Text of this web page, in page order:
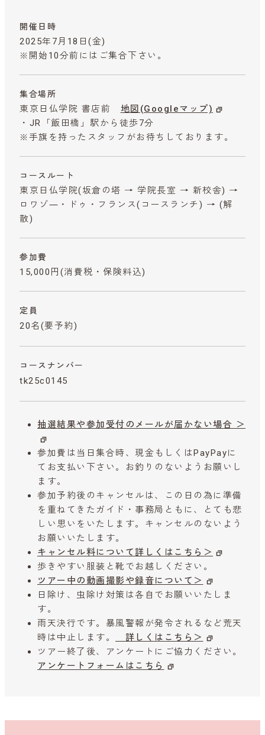
開催日時
2025年7月18日(金)
※開始10分前にはご集合下さい。
集合場所
東京日仏学院 書店前 地図(Googleマップ)
・JR「飯田橋」駅から徒歩7分
※手旗を持ったスタッフがお待ちしております。
コースルート
東京日仏学院(坂倉の塔 → 学院長室 → 新校舎) →
ロワゾ―・ドゥ・フランス(コースランチ) → (解
散)
参加費
15,000円 (消費税・保険料込)
定員
20名(要予約)
コースナンバー
tk25c0145
抽選結果や参加受付のメールが届かない場合 ＞
参加費は当日集合時、現金もしくはPayPayに
てお支払い下さい。お釣りのないようお願いし
ます。
参加予約後のキャンセルは、この日の為に準備
を重ねてきたガイド・事務局ともに、とても悲
しい思いをいたします。キャンセルのないよう
お願いいたします。
キャンセル料について詳しくはこちら＞
歩きやすい服装と靴でお越しください。
ツアー中の動画撮影や録音について＞
日除け、虫除け対策は各自でお願いいたしま
す。
雨天決行です。暴風警報が発令されるなど荒天
時は中止します。
詳しくはこちら＞
ツアー終了後、アンケートにご協力ください。
アンケートフォームはこちら